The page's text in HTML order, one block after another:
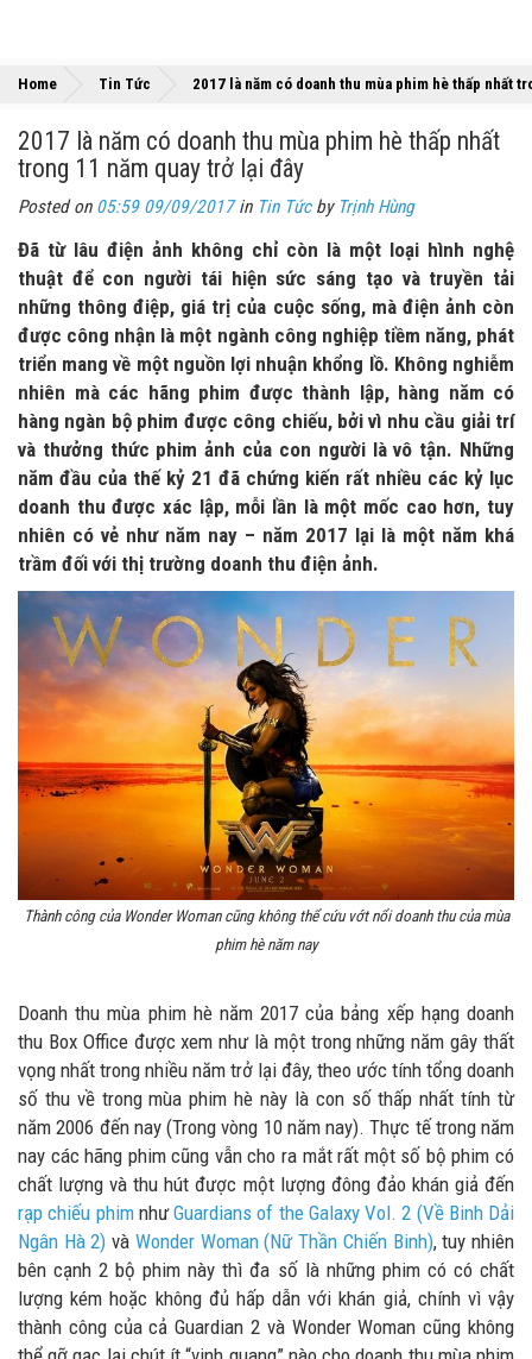
Home Tin Tức 2017 là năm có doanh thu mùa phim hè thấp nhất
2017 là năm có doanh thu mùa phim hè thấp nhất
trong 11 năm quay trở lại đây
Posted on 05:59 09/09/2017in Tin Tứcby Trịnh Hùng
Đã từ lâu điện ảnh không chỉ còn là một loại hình nghệ
thuật để con người tái hiện sức sáng tạo và truyền tải
những thông điệp, giá trị của cuộc sống, mà điện ảnh còn
được công nhận là một ngành công nghiệp tiềm năng, phát
triển mang về một nguồn lợi nhuận khổng lồ. Không nghiễm
nhiên mà các hãng phim được thành lập, hàng năm có
hàng ngàn bộ phim được công chiếu, bởi vì nhu cầu giải trí
và thưởng thức phim ảnh của con người là vô tận. Những
năm đầu của thế kỷ 21 đã chứng kiến rất nhiều các kỷ lục
doanh thu được xác lập, mỗi lần là một mốc cao hơn, tuy
nhiên có vẻ như năm nay – năm 2017 lại là một năm khá
trầm đối với thị trường doanh thu điện ảnh.
Thành công của Wonder Woman cũng không thể cứu vớt nổi doanh thu của mùa
phim hè năm nay
Doanh thu mùa phim hè năm 2017 của bảng xếp hạng doanh
thu Box Office được xem như là một trong những năm gây thất
vọng nhất trong nhiều năm trở lại đây, theo ước tính tổng doanh
số thu về trong mùa phim hè này là con số thấp nhất tính từ
năm 2006 đến nay (Trong vòng 10 năm nay). Thực tế trong năm
nay các hãng phim cũng vẫn cho ra mắt rất một số bộ phim có
chất lượng và thu hút được một lượng đông đảo khán giả đến
rạp chiếu phimnhưGuardians of the Galaxy Vol. 2 (Về Binh Dải
Ngân Hà 2) và Wonder Woman (Nữ Thần Chiến Binh), tuy nhiên
bên cạnh 2 bộ phim này thì đa số là những phim có có chất
lượng kém hoặc không đủ hấp dẫn với khán giả, chính vì vậy
thành công của cả Guardian 2 và Wonder Woman cũng không